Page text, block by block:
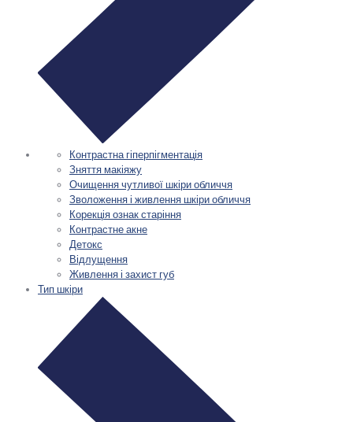
Контрастна гіперпігментація
Зняття макіяжу
Очищення чутливої шкіри обличчя
Зволоження і живлення шкіри обличчя
Корекція ознак старіння
Контрастне акне
Детокс
Відлущення
Живлення і захист губ
Тип шкіри